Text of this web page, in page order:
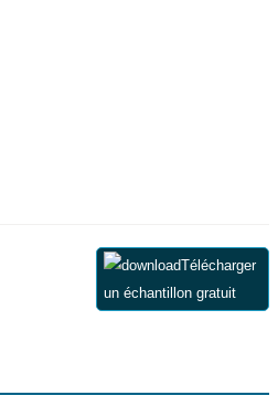
Télécharger
un échantillon gratuit